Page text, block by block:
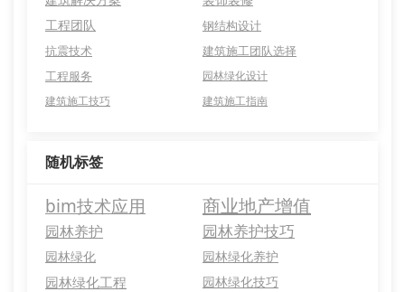
工程团队
钢结构设计
抗震技术
建筑施工团队选择
工程服务
园林绿化设计
建筑施工技巧
建筑施工指南
随机标签
bim技术应用 商业地产增值
园林养护 园林养护技巧
园林绿化 园林绿化养护
园林绿化工程
园林绿化技巧